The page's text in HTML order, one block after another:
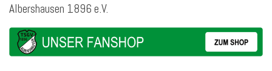
Albershausen 1896 e.V.